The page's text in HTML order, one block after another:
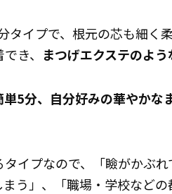
タイプで、根元の芯も細く
き、 まつげエクステのよう
単5分、自分好みの華やかな
イプなので、「瞼がかぶ
う」、「職場・学校など